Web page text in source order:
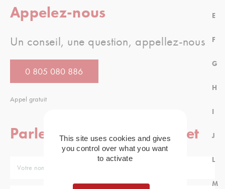
E
F
G
H
I
J
L
M
Appelez-nous
Un conseil, une question, appellez-nous
0 805 080 886
Appel gratuit
Parlez-nous de votre projet
This site uses cookies and gives
you control over what you want
to activate